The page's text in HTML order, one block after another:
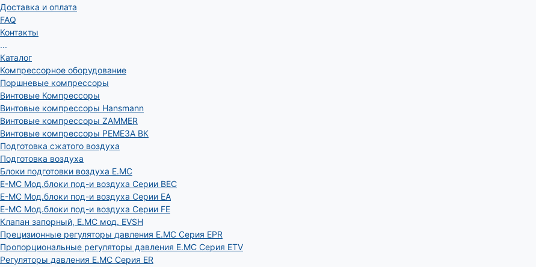
Доставка и оплата
FAQ
Контакты
...
Каталог
Компрессорное оборудование
Поршневые компрессоры
Винтовые Компрессоры
Винтовые компрессоры Hansmann
Винтовые компрессоры ZAMMER
Винтовые компрессоры РЕМЕЗА ВК
Подготовка сжатого воздуха
Подготовка воздуха
Блоки подготовки воздуха E.MC
E-MC Мод.блоки под-и воздуха Серии BEC
E-MC Мод.блоки под-и воздуха Серии EA
E-MC Мод.блоки под-и воздуха Серии FE
Клапан запорный, E.MC мод. EVSH
Прецизионные регуляторы давления E.MC Серия EPR
Пропорциональные регуляторы давления E.MC Серия ETV
Регуляторы давления E.MC Серия ER